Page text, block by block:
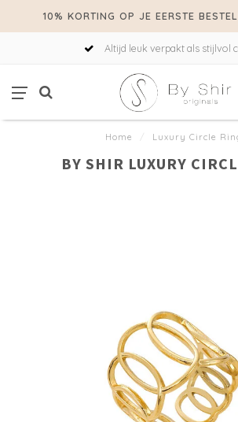
10% KORTING OP JE EERSTE
Altijd leuk verpakt als stijlvol
Home / Luxury Circle
BY SHIR LUXURY